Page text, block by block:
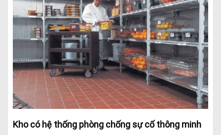
Kho có hệ thống phòng chống sự cố thông minh